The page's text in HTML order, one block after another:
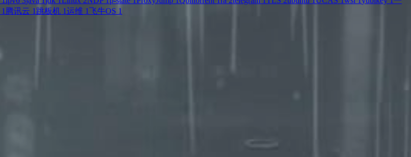
1 腾讯云 1 跳板机 1运维 1飞牛OS 1